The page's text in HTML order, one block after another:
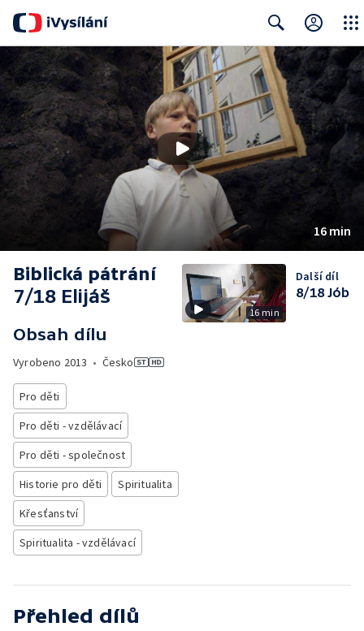
Search Close
16 min
Biblická pátrání
7/18 Elijáš
Obsah dílu
Vyrobeno 2013 • Česko
Pro děti
Pro děti - vzdělávací
Pro děti - společnost
Historie pro děti
Spiritualita
Křesťanství
Spiritualita - vzdělávací
16 min
Další díl
8/18 Jób
Přehled dílů